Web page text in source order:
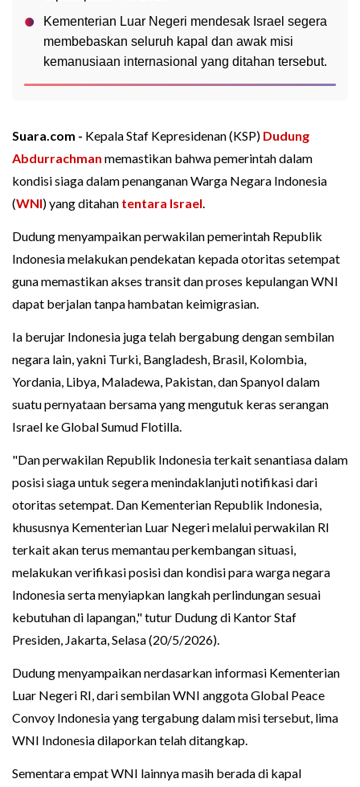
Kementerian Luar Negeri mendesak Israel segera
membebaskan seluruh kapal dan awak misi
kemanusiaan internasional yang ditahan tersebut.
Suara.com - Kepala Staf Kepresidenan (KSP) Dudung
Abdurrachman memastikan bahwa pemerintah dalam
kondisi siaga dalam penanganan Warga Negara Indonesia
(WNI) yang ditahan tentara Israel.
Dudung menyampaikan perwakilan pemerintah Republik
Indonesia melakukan pendekatan kepada otoritas setempat
guna memastikan akses transit dan proses kepulangan WNI
dapat berjalan tanpa hambatan keimigrasian.
Ia berujar Indonesia juga telah bergabung dengan sembilan
negara lain, yakni Turki, Bangladesh, Brasil, Kolombia,
Yordania, Libya, Maladewa, Pakistan, dan Spanyol dalam
suatu pernyataan bersama yang mengutuk keras serangan
Israel ke Global Sumud Flotilla.
"Dan perwakilan Republik Indonesia terkait senantiasa dalam
posisi siaga untuk segera menindaklanjuti notifikasi dari
otoritas setempat. Dan Kementerian Republik Indonesia,
khususnya Kementerian Luar Negeri melalui perwakilan RI
terkait akan terus memantau perkembangan situasi,
melakukan verifikasi posisi dan kondisi para warga negara
Indonesia serta menyiapkan langkah perlindungan sesuai
kebutuhan di lapangan," tutur Dudung di Kantor Staf
Presiden, Jakarta, Selasa (20/5/2026).
Dudung menyampaikan nerdasarkan informasi Kementerian
Luar Negeri RI, dari sembilan WNI anggota Global Peace
Convoy Indonesia yang tergabung dalam misi tersebut, lima
WNI Indonesia dilaporkan telah ditangkap.
Sementara empat WNI lainnya masih berada di kapal